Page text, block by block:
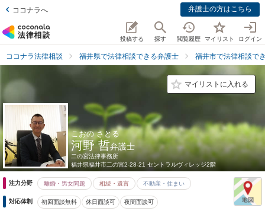
ココナラへ 弁護士の方はこちら
投稿する 探す 閲覧履歴 マイリスト ログイン
ココナラ法律相談 福井県で法律相談できる弁護士 福井市で法律相談で
マイリストに入れる
こおの さとる
河野 哲弁護士
二の宮法律事務所
福井県福井市二の宮2-28-21 セントラルヴィレッジ2階
注力分野 離婚・男女問題 相続・遺言 不動産・住まい
対応体制 初回面談無料 休日面談可 夜間面談可